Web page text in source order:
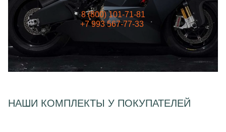
8 (800) 101-71-81
+7 993 567-77-33
НАШИ КОМПЛЕКТЫ У ПОКУПАТЕЛЕЙ